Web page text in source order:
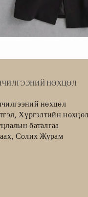
НӨХЦӨЛ
нөхцөл
Хүргэлтийн нөхцөл
баталгаа
Солих Журам